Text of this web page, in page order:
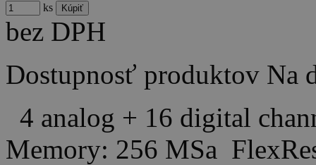
ks
bez DPH
Dostupnosť produktov Na
4 analog + 16 digital
Memory: 256 MSa